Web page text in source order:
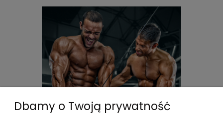
Dbamy o Twoją prywatność